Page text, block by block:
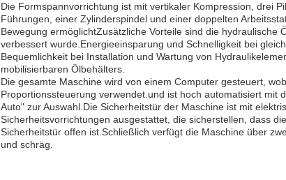
Die Formspannvorrichtung ist mit vertikaler Kompression, drei
Führungen, einer Zylinderspindel und einer doppelten
Bewegung ermöglichtZusätzliche Vorteile sind die hydraulische
verbessert wurde.Energieeinsparung und Schnelligkeit bei
Bequemlichkeit bei Installation und Wartung von
mobilisierbaren Ölbehälters.
Die gesamte Maschine wird von einem Computer gesteuert,
Proportionssteuerung verwendet.und ist hoch automatisiert mit
Auto" zur Auswahl.Die Sicherheitstür der Maschine ist mit
Sicherheitsvorrichtungen ausgestattet, die sicherstellen, dass
Sicherheitstür offen ist.Schließlich verfügt die Maschine über
und schräg.